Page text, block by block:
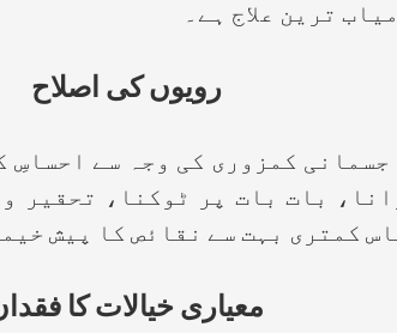
ترین علاج ہے۔
رویوں کی اصلاح
کمزوری کی وجہ سے احساسِ
بات بات پر ٹوکنا،
کمتری بہت سے نقائص کا پیش
معیاری خیالات کا